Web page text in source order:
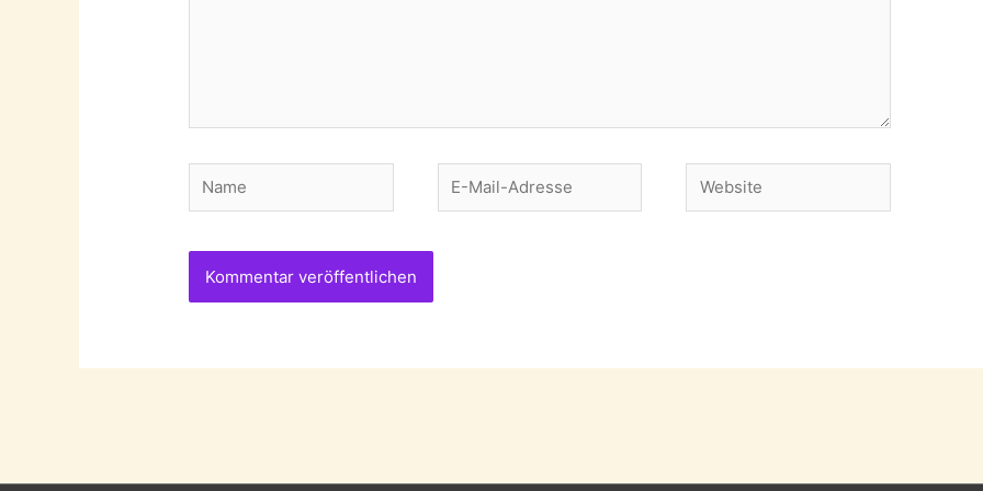
Name
E-
Mail-
Website